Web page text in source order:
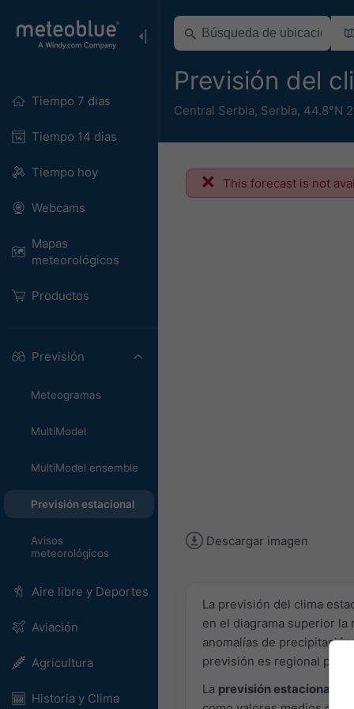
Tiempo 7 dias
Tiempo 14 dias
Tiempo hoy
Webcams
Mapas
meteorológicos
Productos
Previsión
Meteogramas
MultiModel
MultiModel ensemble
Previsión estacional
Avisos
meteorológicos
Aire libre y Deportes
Aviación
Agricultura
Historia y Clima
Previsión del
Central Serbia, Serbia, 44.8°N
This forecast is not
Descargar imagen
La previsión del clima
en el diagrama superior la
anomalías de
previsión es regional para
La previsión estacional